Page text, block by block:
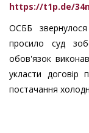
https://t1p.de/
ОСББ
просило суд
обов'язок
укласти договір
постачання